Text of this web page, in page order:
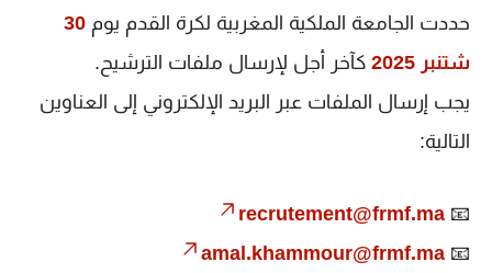
حددت الجامعة الملكية المغربية لكرة القدم يوم 30
شتنبر 2025
كآخر أجل لإرسال ملفات الترشيح.
يجب إرسال الملفات عبر البريد الإلكتروني إلى العناوين
التالية:
📧
recrutement@frmf.ma
📧
amal.khammour@frmf.ma